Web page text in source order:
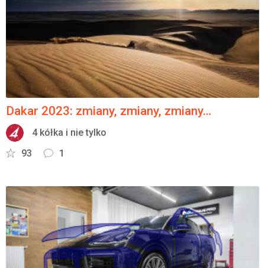
Dakar 2023: zmiany, zmiany, zmiany…
4 kółka i nie tylko
93
1